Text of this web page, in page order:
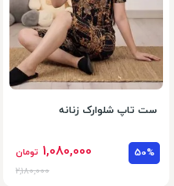
ست تاپ شلوارک زنانه
50%
1,080,000 تومان
2,180,000